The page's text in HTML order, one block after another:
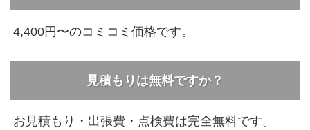
4,400円〜のコミコミ価格です。
見積もりは無料ですか？
お見積もり・出張費・点検費は完全無料です。